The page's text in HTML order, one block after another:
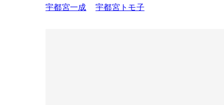
宇都宮一成 宇都宮トモ子